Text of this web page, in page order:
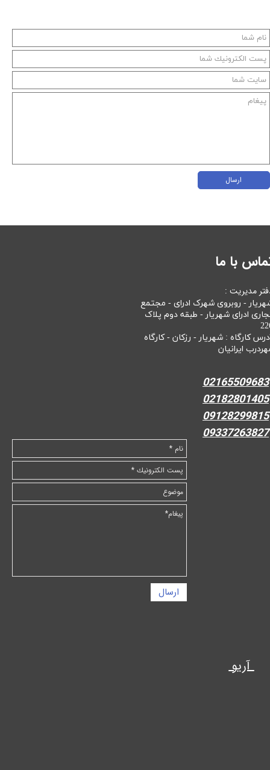
ارسال
ارسال
با ما
مدیریت :
- روبروی شهرک ادرای - مجتمع
ادرای شهریار - طبقه دوم پلاک
کارگاه : شهریار - رزکان - کارگاه
ایرانیان
02165509683
02182801405
09128299815
09337263827
آریو